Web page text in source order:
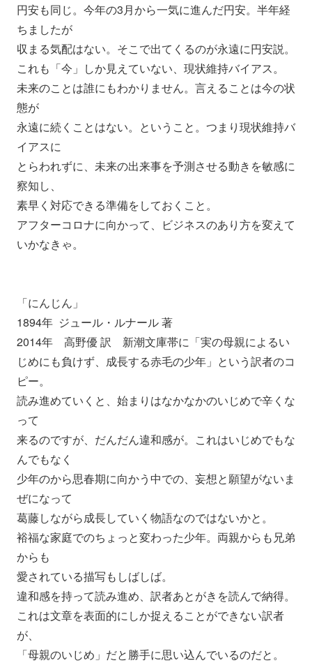
円安も同じ。今年の3月から一気に進んだ円安。半年経
ちましたが
収まる気配はない。そこで出てくるのが永遠に円安説。
これも「今」しか見えていない、現状維持バイアス。
未来のことは誰にもわかりません。言えることは今の状
態が
永遠に続くことはない。ということ。つまり現状維持バ
イアスに
とらわれずに、未来の出来事を予測させる動きを敏感に
察知し、
素早く対応できる準備をしておくこと。
アフターコロナに向かって、
ビジネスのあり方を変えて
いかなきゃ。
「にんじん」
1894年 ジュール・ルナール 著
2014年 高野優 訳 新潮文庫帯に「実の母親によるい
じめにも負けず、成長する赤毛の少年」という訳者のコ
ピー。
読み進めていくと、始まりはなかなかのいじめで辛くな
って
来るのですが、だんだん違和感が。これはいじめでもな
んでもなく
少年のから思春期に向かう中での、妄想と願望がないま
ぜになって
葛藤しながら成長していく物語なのではないかと。
裕福な家庭でのちょっと変わった少年。両親からも兄弟
からも
愛されている描写もしばしば。
違和感を持って読み進め、訳者あとがきを読んで納得。
これは文章を表面的にしか捉えることができない訳者
が、
「母親のいじめ」だと勝手に思い込んでいるのだと。